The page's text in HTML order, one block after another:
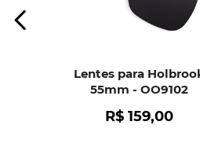
Lentes para
55mm - OO9102
R$ 159,00